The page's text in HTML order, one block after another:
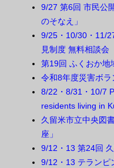
9/27 第6回 市民公
のそなえ」
9/25・10/30・11/
見制度 無料相談会
第19回 ふくおか地
令和8年度災害ボ
8/22・8/31・10/7
residents living in
久留米市立中央図
座」
9/12・13 第24回
9/12・13 テランピ